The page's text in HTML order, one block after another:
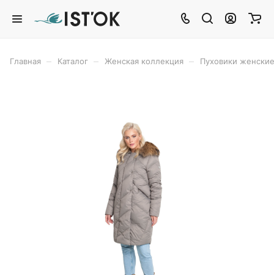
Главная Каталог Женская коллекция Пуховики женские